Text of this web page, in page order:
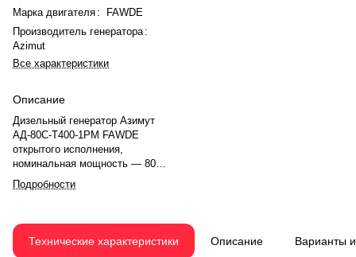
Марка двигателя :
FAWDE
Производитель генератора :
Azimut
Все характеристики
Описание
Дизельный генератор Азимут
АД-80С-Т400-1РМ FAWDE
открытого исполнения,
номинальная мощность — 80
кВт(100 кВА), максимальная —
88 кВт (110 кВА). Двигатель
турбонаддувом, электронный
регулятором оборотов. Объём
Подробности
Технические характеристики Описание Варианты